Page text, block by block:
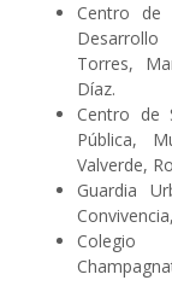
Centro de
Torres,
Díaz.
Centro de
Pública,
Valverde,
Guardia
Colegio